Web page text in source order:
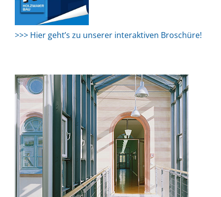
>>> Hier geht’s zu unserer interaktiven Broschüre!